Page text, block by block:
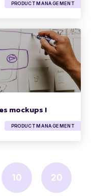
PRODUCT MANAGEMENT
mockups !
PRODUCT MANAGEMENT
10 20